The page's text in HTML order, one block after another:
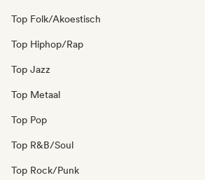
Top Folk/Akoestisch
Top Hiphop/Rap
Top Jazz
Top Metaal
Top Pop
Top R&B/Soul
Top Rock/Punk